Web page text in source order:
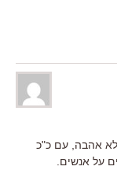
אהבה, עם כ"כ
על אנשים.